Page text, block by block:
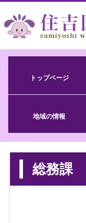
トップページ
地域の情報
総務課